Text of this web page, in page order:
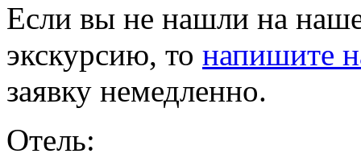
Если вы не нашли на
экскурсию, то напишите
заявку немедленно.
Отель: